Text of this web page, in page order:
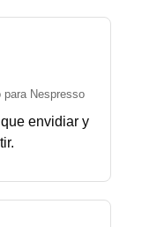
para Nespresso
envidiar y